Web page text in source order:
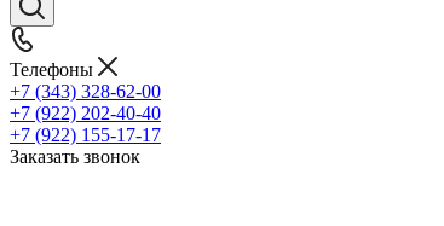
Телефоны
+7 (343) 328-62-00
+7 (922) 202-40-40
+7 (922) 155-17-17
Заказать звонок